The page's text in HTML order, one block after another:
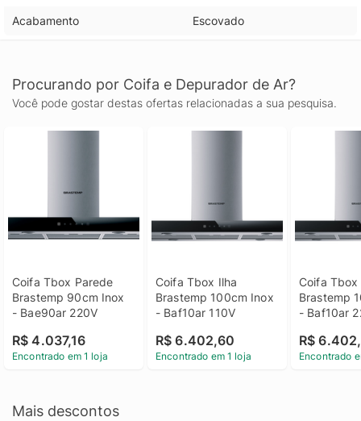
Acabamento Escovado
Procurando por Coifa e Depurador de Ar?
Você pode gostar destas ofertas relacionadas a sua pesquisa.
Coifa Tbox Parede
Brastemp 90cm Inox
- Bae90ar 220V
R$ 4.037,16
Encontrado em 1 loja
Coifa Tbox Ilha
Brastemp 100cm Inox
- Baf10ar 110V
R$ 6.402,60
Encontrado em 1 loja
Coifa Tbox
Brastemp
- Baf10ar
R$
Encontrado
Mais descontos